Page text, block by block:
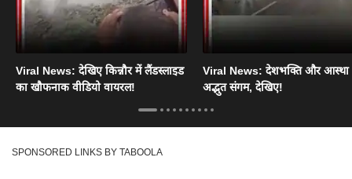
Viral News: देखिए किन्नौर में लैंडस्लाइड
का खौफनाक वीडियो वायरल!
Viral News: देशभक्ति और आस्था
अद्भुत संगम, देखिए!
SPONSORED LINKS BY TABOOLA